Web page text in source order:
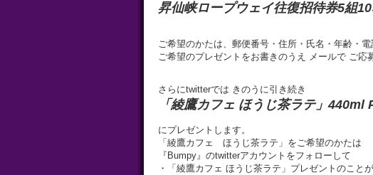
昇仙峡ロープウェイ往復招待券5組
ご希望のかたは、郵便番号・住所・氏名・年齢・電
ご希望のプレゼントをお書きのうえ メールで ご応
さらにtwitterでは きのうに引き続き
「綾鷹カフェ ほうじ茶ラテ」440ml
にプレゼントします。
「綾鷹カフェ ほうじ茶ラテ」をご希望のかたは
『Bumpy』のtwitterアカウントをフォローして
・「綾鷹カフェ ほうじ茶ラテ」プレゼントのこと